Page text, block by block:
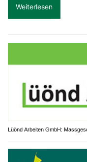
Weiterlesen
Lüönd Arbeiten GmbH: